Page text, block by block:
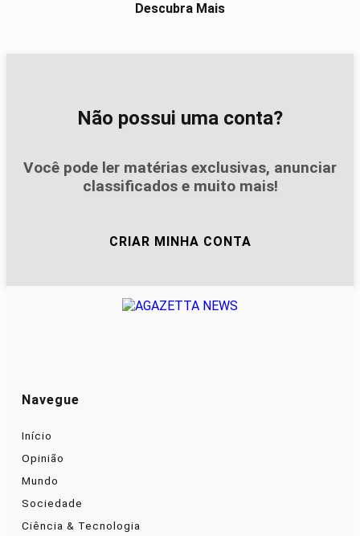
Descubra Mais
Não possui uma conta?
Você pode ler matérias exclusivas, anunciar
classificados e muito mais!
CRIAR MINHA CONTA
Navegue
Início
Opinião
Mundo
Sociedade
Ciência & Tecnologia